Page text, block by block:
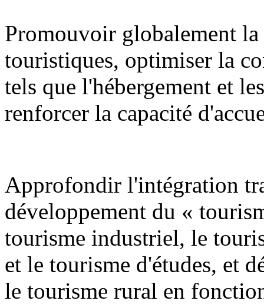
Promouvoir globalement
touristiques, optimiser la
tels que l'hébergement et
renforcer la capacité
Approfondir l'intégration
développement du «
tourisme industriel, le
et le tourisme d'études, et
le tourisme rural en